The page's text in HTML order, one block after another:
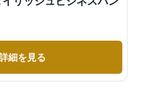
細を見る